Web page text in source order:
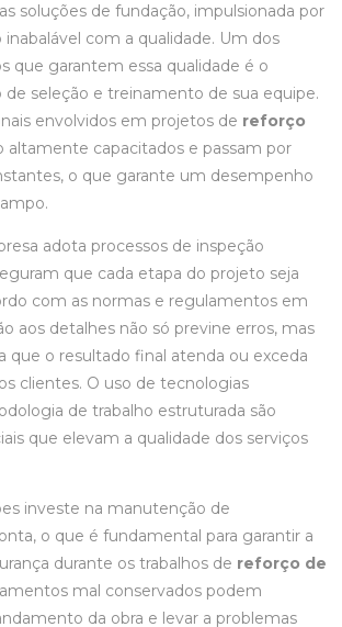
soluções de fundação, impulsionada por
com a qualidade. Um dos
que garantem essa qualidade é o
de seleção e treinamento de sua equipe.
envolvidos em projetos de reforço
altamente capacitados e passam por
o que garante um desempenho
adota processos de inspeção
que cada etapa do projeto seja
com as normas e regulamentos em
aos detalhes não só previne erros, mas
que o resultado final atenda ou exceda
clientes. O uso de tecnologias
de trabalho estruturada são
que elevam a qualidade dos serviços
investe na manutenção de
o que é fundamental para garantir a
durante os trabalhos de reforço de
mal conservados podem
da obra e levar a problemas